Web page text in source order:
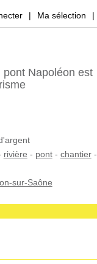
| Ma sélection |
Napoléon est
rivière - pont- chantier-
sur-Saône